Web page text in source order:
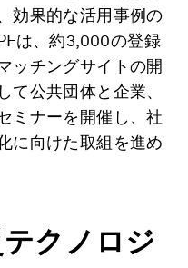
効果的な活用事例の
は、約3,000の登録
ッチングサイトの開
て公共団体と企業、
ミナーを開催し、社
に向けた取組を進め
クノロジ